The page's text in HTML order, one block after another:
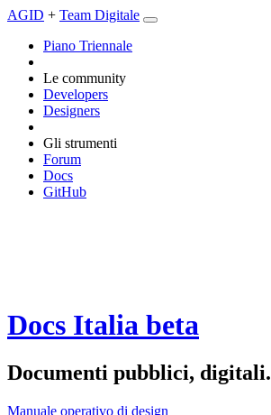
AGID + Team Digitale
Piano Triennale
Le community
Developers
Designers
Gli strumenti
Forum
Docs
GitHub
Docs Italia beta
Documenti pubblici, digitali.
Manuale operativo di design